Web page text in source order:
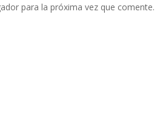
para la próxima vez que comente.